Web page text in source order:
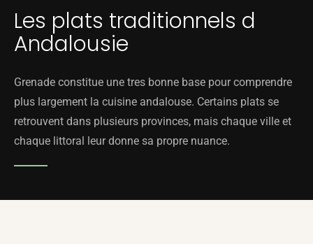
Les plats traditionnels d
Andalousie
Grenade constitue une tres bonne base pour comprendre
plus largement la cuisine andalouse. Certains plats se
retrouvent dans plusieurs provinces, mais chaque ville et
chaque littoral leur donne sa propre nuance.